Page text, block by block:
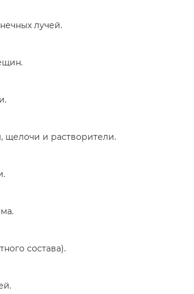
лучей.
щелочи и растворители.
состава).